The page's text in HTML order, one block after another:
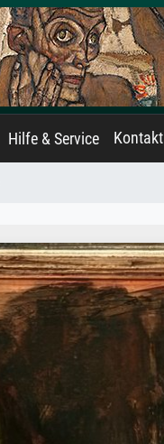
Hilfe & Service Kontakt